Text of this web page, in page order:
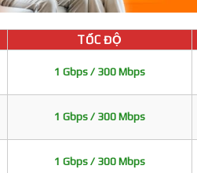
TỐC ĐỘ
1 Gbps / 300 Mbps
1 Gbps / 300 Mbps
1 Gbps / 300 Mbps